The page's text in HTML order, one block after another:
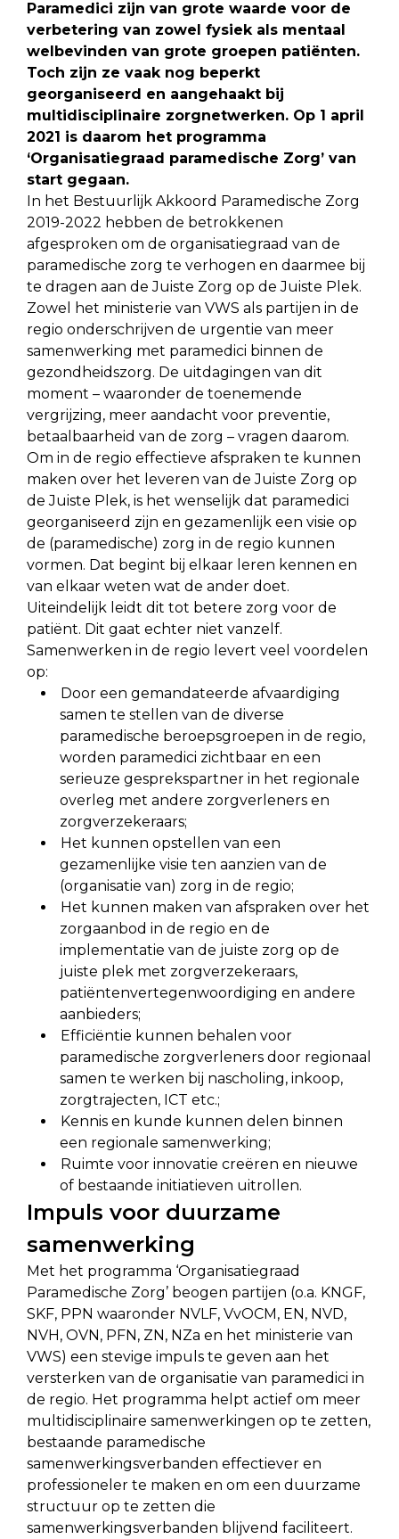
Paramedici zijn van grote waarde voor de
verbetering van zowel fysiek als mentaal
welbevinden van grote groepen patiënten.
Toch zijn ze vaak nog beperkt
georganiseerd en aangehaakt bij
multidisciplinaire zorgnetwerken. Op 1 april
2021 is daarom het programma
‘Organisatiegraad paramedische Zorg’ van
start gegaan.
In het Bestuurlijk Akkoord Paramedische Zorg
2019-2022 hebben de betrokkenen
afgesproken om de organisatiegraad van de
paramedische zorg te verhogen en daarmee bij
te dragen aan de Juiste Zorg op de Juiste Plek.
Zowel het ministerie van VWS als partijen in de
regio onderschrijven de urgentie van meer
samenwerking met paramedici binnen de
gezondheidszorg. De uitdagingen van dit
moment – waaronder de toenemende
vergrijzing, meer aandacht voor preventie,
betaalbaarheid van de zorg – vragen daarom.
Om in de regio effectieve afspraken te kunnen
maken over het leveren van de Juiste Zorg op
de Juiste Plek, is het wenselijk dat paramedici
georganiseerd zijn en gezamenlijk een visie op
de (paramedische) zorg in de regio kunnen
vormen. Dat begint bij elkaar leren kennen en
van elkaar weten wat de ander doet.
Uiteindelijk leidt dit tot betere zorg voor de
patiënt. Dit gaat echter niet vanzelf.
Samenwerken in de regio levert veel voordelen
op:
Door een gemandateerde afvaardiging
samen te stellen van de diverse
paramedische beroepsgroepen in de regio,
worden paramedici zichtbaar en een
serieuze gesprekspartner in het regionale
overleg met andere zorgverleners en
zorgverzekeraars;
Het kunnen opstellen van een
gezamenlijke visie ten aanzien van de
(organisatie van) zorg in de regio;
Het kunnen maken van afspraken over het
zorgaanbod in de regio en de
implementatie van de juiste zorg op de
juiste plek met zorgverzekeraars,
patiëntenvertegenwoordiging en andere
aanbieders;
Efficiëntie kunnen behalen voor
paramedische zorgverleners door regionaal
samen te werken bij nascholing, inkoop,
zorgtrajecten, ICT etc.;
Kennis en kunde kunnen delen binnen
een regionale samenwerking;
Ruimte voor innovatie creëren en nieuwe
of bestaande initiatieven uitrollen.
Impuls voor duurzame
samenwerking
Met het programma ‘Organisatiegraad
Paramedische Zorg’ beogen partijen (o.a. KNGF,
SKF, PPN waaronder NVLF, VvOCM, EN, NVD,
NVH, OVN, PFN, ZN, NZa en het ministerie van
VWS) een stevige impuls te geven aan het
versterken van de organisatie van paramedici in
de regio. Het programma helpt actief om meer
multidisciplinaire samenwerkingen op te zetten,
bestaande paramedische
samenwerkingsverbanden effectiever en
professioneler te maken en om een duurzame
structuur op te zetten die
samenwerkingsverbanden blijvend faciliteert.